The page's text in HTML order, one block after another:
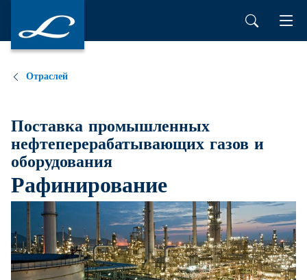
Отраслей
Поставка промышленных
нефтеперерабатывающих газов и
оборудования
Рафинирование